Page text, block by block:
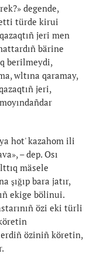
degende,
türde kirui
jeri men
bärine
berilmeydi,
wltına qaramay,
jeri,
hot' kazahom ili
– dep. Osı
mäsele
şığıp bara jatır,
ekige bölinui.
özi eki türli
öziniñ köretin,